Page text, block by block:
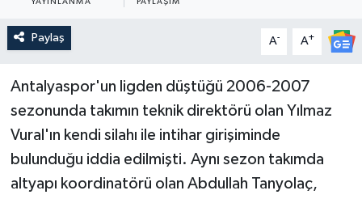
YAYINLANMA PAYLAŞIM
Paylaş A- A+
Antalyaspor'un ligden düştüğü 2006-2007
sezonunda takımın teknik direktörü olan Yılmaz
Vural'ın kendi silahı ile intihar girişiminde
bulunduğu iddia edilmişti. Aynı sezon takımda
altyapı koordinatörü olan Abdullah Tanyolaç,
Kültür & Sanat
Magazin
Resmi İlan
Sağlık & Yaşam
Siyaset